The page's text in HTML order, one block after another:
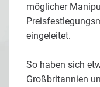
möglicher
eingeleitet.
So haben sich
Großbritannien